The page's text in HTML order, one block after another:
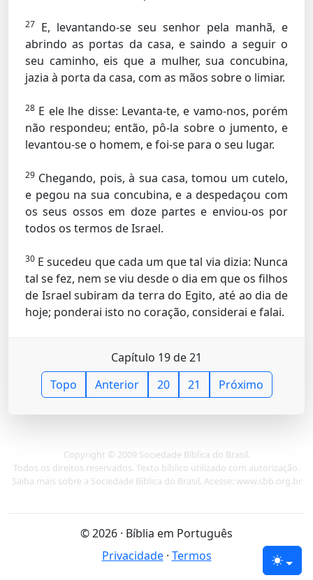
Tema
27 E, levantando-se seu senhor pela manhã, e
abrindo as portas da casa, e saindo a seguir o
seu caminho, eis que a mulher, sua concubina,
jazia à porta da casa, com as mãos sobre o limiar.
28 E ele lhe disse: Levanta-te, e vamo-nos, porém
não respondeu; então, pô-la sobre o jumento, e
levantou-se o homem, e foi-se para o seu lugar.
29 Chegando, pois, à sua casa, tomou um cutelo,
e pegou na sua concubina, e a despedaçou com
os seus ossos em doze partes e enviou-os por
todos os termos de Israel.
30 E sucedeu que cada um que tal via dizia: Nunca
tal se fez, nem se viu desde o dia em que os filhos
de Israel subiram da terra do Egito, até ao dia de
hoje; ponderai isto no coração, considerai e falai.
Capítulo 19 de 21
Topo
Anterior 20 21 Próximo
Copyright © 2009 Sociedade Bíblica do Brasil.
Todos os direitos reservados. Texto bíblico utilizado com autorização.
Saiba mais sobre a Sociedade Bíblica do Brasil. Acesse: www.sbb.org.br
© 2026 · Bíblia em Português
Privacidade· Termos